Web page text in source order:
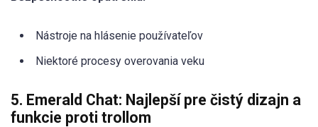
Nástroje na hlásenie používateľov
Niektoré procesy overovania veku
5. Emerald Chat: Najlepší pre čistý dizajn a
funkcie proti trollom